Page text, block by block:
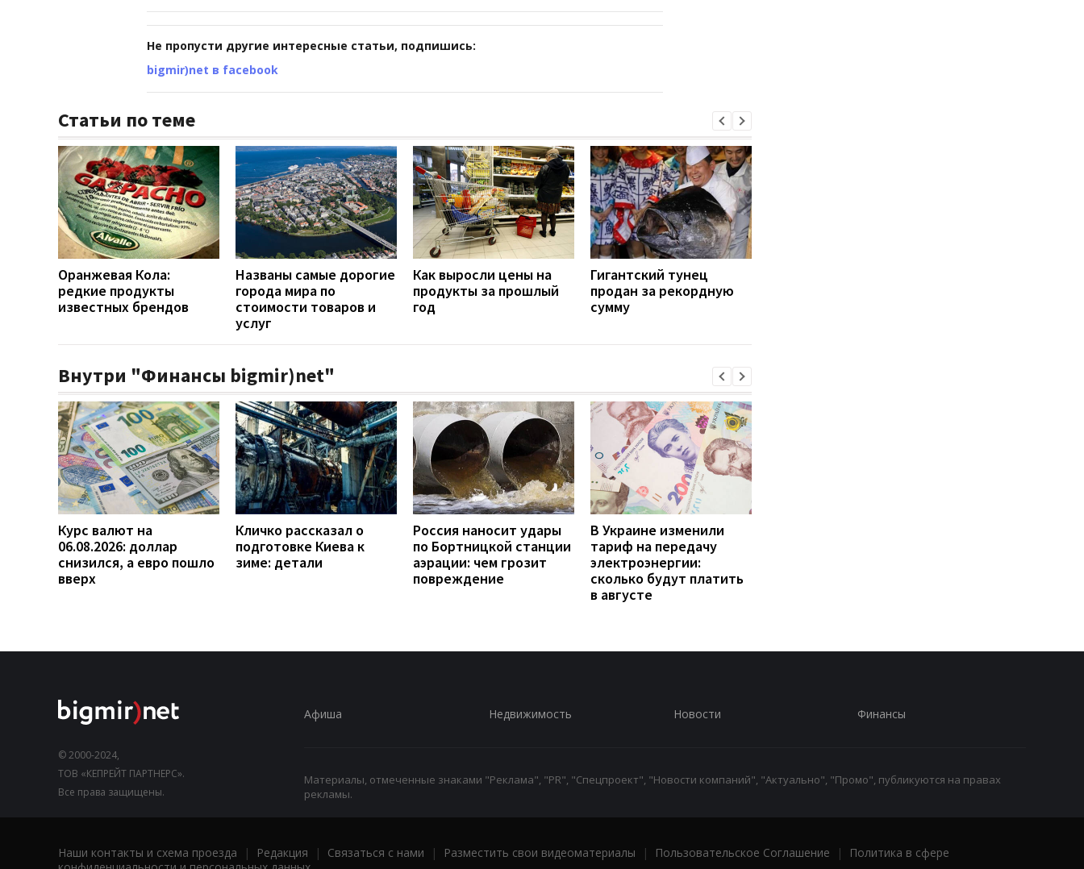
Не пропусти другие интересные статьи, подпишись:
bigmir)net в facebook
Статьи по теме
Оранжевая Кола:
редкие продукты
известных брендов
Названы самые дорогие
города мира по
стоимости товаров и
услуг
Как выросли цены на
продукты за прошлый
год
Гигантский тунец
продан за рекордную
сумму
Внутри "Финансы bigmir)net"
Курс валют на
06.08.2026: доллар
снизился, а евро пошло
вверх
Кличко рассказал о
подготовке Киева к
зиме: детали
Россия наносит удары
по Бортницкой станции
аэрации: чем грозит
повреждение
В Украине изменили
тариф на передачу
электроэнергии:
сколько будут платить
в августе
© 2000-2024,
ТОВ «КЕПРЕЙТ ПАРТНЕРС».
Все права защищены.
Афиша Недвижимость Новости Финансы
Материалы, отмеченные знаками "Реклама", "PR", "Спецпроект", "Новости компаний", "Актуально", "Промо", публикуются на правах
рекламы.
Наши контакты и схема проезда | Редакция | Связаться с нами | Разместить свои видеоматериалы | Пользовательское Соглашение |
Политика в сфере